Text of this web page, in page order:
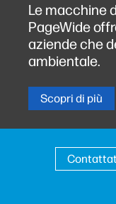
Le macchine
PageWide
aziende che
ambientale.
Scopri di più